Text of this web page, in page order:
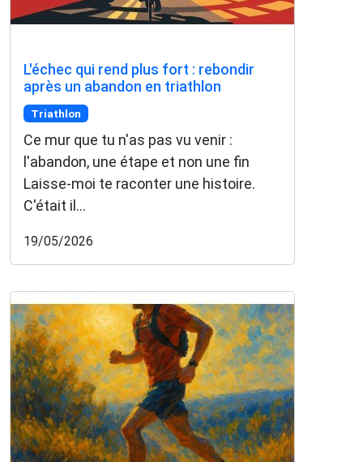
L'échec qui rend plus fort : rebondir
après un abandon en triathlon
Triathlon
Ce mur que tu n'as pas vu venir :
l'abandon, une étape et non une fin
Laisse-moi te raconter une histoire.
C'était il...
19/05/2026